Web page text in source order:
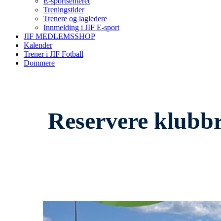
Treningstider
Trenere og lagledere
Innmelding i JIF E-sport
JIF MEDLEMSSHOP
Kalender
Trener i JIF Fotball
Dommere
Reservere